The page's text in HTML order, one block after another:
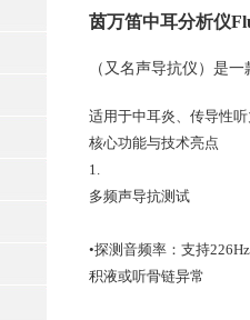
茵万笛中耳分析仪
（又名声导抗仪）是
适用于中耳炎、传导性
核心功能与技术亮点
1.
多频声导抗测试
•探测音频率：支持
积液或听骨链异常